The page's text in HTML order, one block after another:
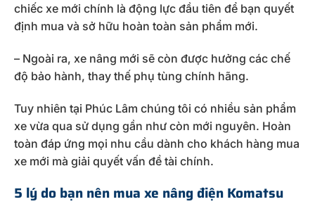
chiếc xe mới chính là động lực đầu tiên để bạn quyết
định mua và sở hữu hoàn toàn sản phẩm mới.
– Ngoài ra, xe nâng mới sẽ còn được hưởng các chế
độ bảo hành, thay thế phụ tùng chính hãng.
Tuy nhiên tại Phúc Lâm chúng tôi có nhiều sản phẩm
xe vừa qua sử dụng gần như còn mới nguyên. Hoàn
toàn đáp ứng mọi nhu cầu dành cho khách hàng mua
xe mới mà giải quyết vấn đề tài chính.
5 lý do bạn nên mua xe nâng điện Komatsu